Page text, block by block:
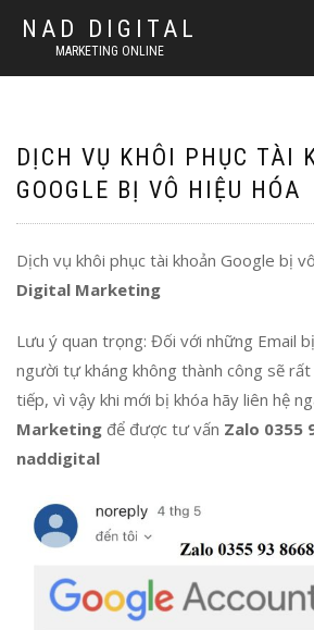
NAD DIGITAL
MARKETING ONLINE
DỊCH VỤ KHÔI PHỤC TÀI
GOOGLE BỊ VÔ HIỆU HÓA
Dịch vụ khôi phục tài khoản Google bị
Digital Marketing
Lưu ý quan trọng: Đối với những Email
người tự kháng không thành công sẽ rất
tiếp, vì vậy khi mới bị khóa hãy liên hệ
Marketing để được tư vấn Zalo 0355
naddigital